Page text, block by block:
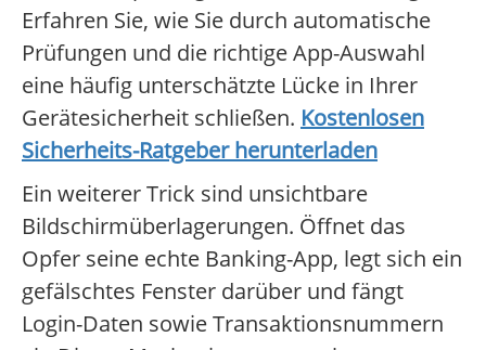
Erfahren Sie, wie Sie durch automatische
Prüfungen und die richtige App-Auswahl
eine häufig unterschätzte Lücke in Ihrer
Gerätesicherheit schließen. Kostenlosen
Sicherheits-Ratgeber herunterladen
Ein weiterer Trick sind unsichtbare
Bildschirmüberlagerungen. Öffnet das
Opfer seine echte Banking-App, legt sich ein
gefälschtes Fenster darüber und fängt
Login-Daten sowie Transaktionsnummern